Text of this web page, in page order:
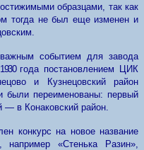
образцами, так как
тогда не был еще изменен и
событием для завода
1930 года постановлением ЦИК
и Кузнецовский район
были переименованы: первый
— в Конаковский район.
конкурс на новое название
«Стенька Разин»,